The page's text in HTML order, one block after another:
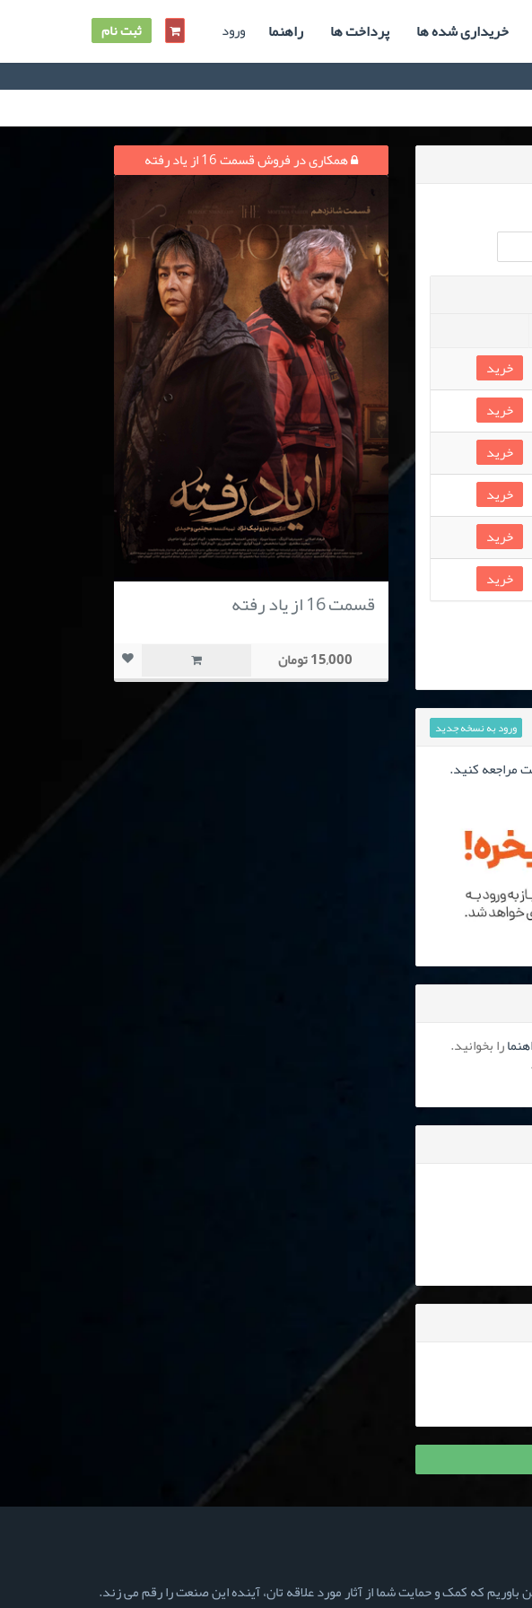
خریداری شده ها پرداخت ها راهنما ورود ثبت نام
خرید
خرید
خرید
خرید
خرید
خرید
ورود به نسخه جدید
مراجعه کنید.
را بخوانید.
همکاری در فروش قسمت 16 از یاد رفته
قسمت 16 از یاد رفته
15,000 تومان
که کمک و حمایت شما از آثار مورد علاقه تان، آینده این صنعت را رقم می زند.